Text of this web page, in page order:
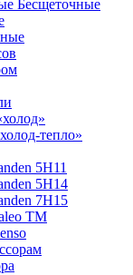
Бесщеточные
тепло»
5H11
5H14
7H15
ТМ